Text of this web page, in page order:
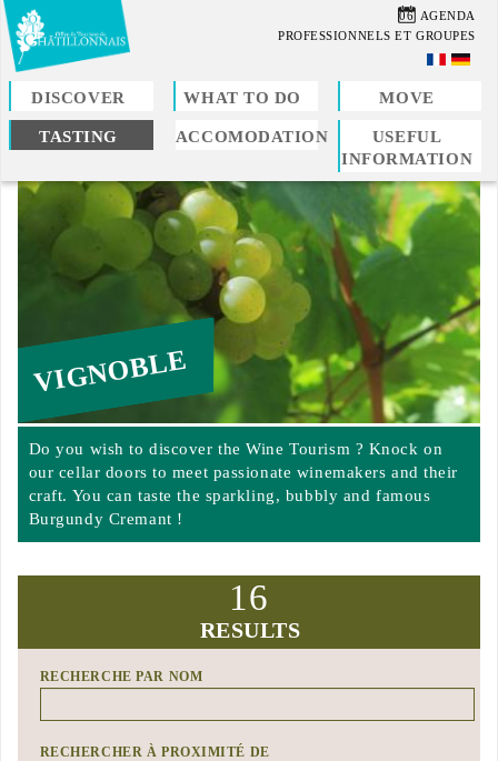
Skip
to
main
content
06 AGENDA
PROFESSIONNELS ET GROUPES
DISCOVER WHAT TO DO MOVE
TASTING ACCOMODATION
USEFUL
INFORMATION
You
are
here
VIGNOBLE
Do you wish to discover the Wine Tourism ? Knock on
our cellar doors to meet passionate winemakers and their
craft. You can taste the sparkling, bubbly and famous
Burgundy Cremant !
16
RESULTS
RECHERCHE PAR NOM
RECHERCHER À PROXIMITÉ DE